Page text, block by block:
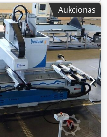
Y ašies judėjimo
diapazonas: 225
plotis: 2 100 mm
aukštis: 85 mm Ašių
skaičius: 15 Stalo ilgis: 3
elektrinis Matmenys
789 x 2 288 mm ĮRANGA
Aukcionas